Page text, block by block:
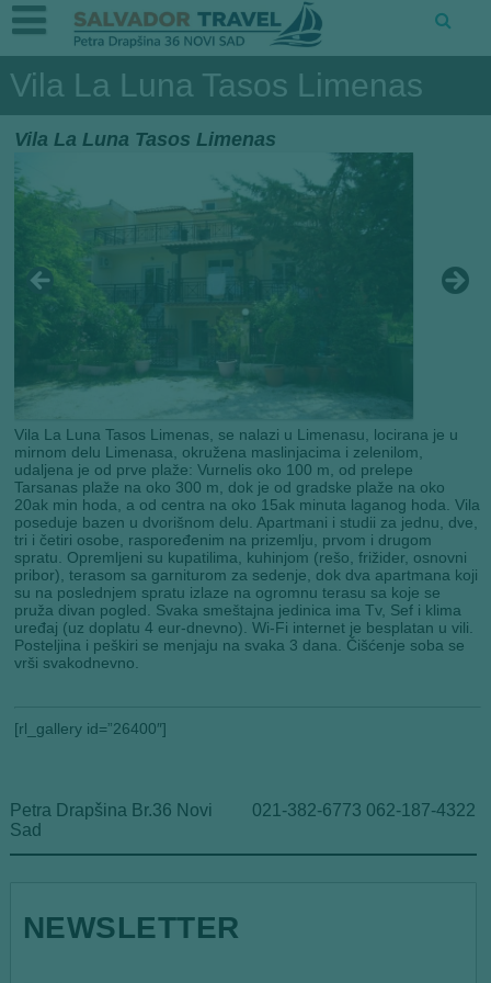
Vila La Luna Tasos Limenas
Vila La Luna Tasos Limenas
Vila La Luna Tasos Limenas, se nalazi u Limenasu, locirana je u
mirnom delu Limenasa, okružena maslinjacima i zelenilom,
udaljena je od prve plaže: Vurnelis oko 100 m, od prelepe
Tarsanas plaže na oko 300 m, dok je od gradske plaže na oko
20ak min hoda, a od centra na oko 15ak minuta laganog hoda. Vila
poseduje bazen u dvorišnom delu. Apartmani i studii za jednu, dve,
tri i četiri osobe, raspoređenim na prizemlju, prvom i drugom
spratu. Opremljeni su kupatilima, kuhinjom (rešo, frižider, osnovni
pribor), terasom sa garniturom za sedenje, dok dva apartmana koji
su na poslednjem spratu izlaze na ogromnu terasu sa koje se
pruža divan pogled. Svaka smeštajna jedinica ima Tv, Sef i klima
uređaj (uz doplatu 4 eur-dnevno). Wi-Fi internet je besplatan u vili.
Posteljina i peškiri se menjaju na svaka 3 dana. Čišćenje soba se
vrši svakodnevno.
[rl_gallery id=”26400″]
Petra Drapšina Br.36 Novi
Sad
021-382-6773 062-187-4322
NEWSLETTER